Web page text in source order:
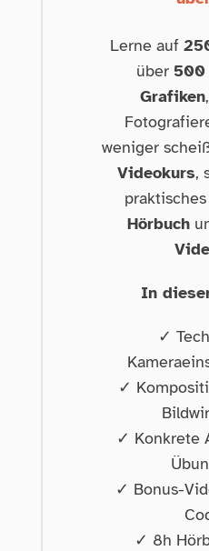
Lerne auf
über 500
Grafiken
weniger
Videokurs,
Hörbuch
In
✓
✓
✓ Konkrete
✓ Bonus-
✓ 8h